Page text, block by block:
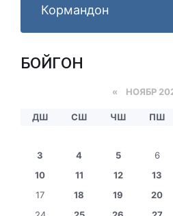
Кормандон
БОЙГОНӢ
« НОЯБР
ДШ СШ ЧШ ПШ
3
4 5 6
10
11 12 13
17
18 19 20